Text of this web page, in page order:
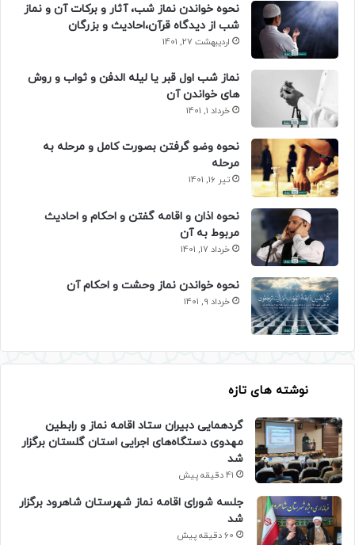
نحوه خواندن نماز شب، آثار و برکات آن و نماز
شب از دیدگاه قرآن،احادیث و بزرگان
اردیبهشت 27, 1401
نماز شب اول قبر یا لیله الدفن و ثواب و روش
های خواندن آن
خرداد 1, 1401
نحوه وضو گرفتن بصورت کامل و مرحله به
مرحله
تیر 16, 1401
نحوه اذان و اقامه گفتن و احکام و احادیث
مربوط به آن
خرداد 17, 1401
نحوه خواندن نماز وحشت و احکام آن
خرداد 9, 1401
نوشته های تازه
گردهمایی دبیران ستاد اقامه نماز و رابطین
مهدوی دستگاه‌های اجرایی استان گلستان برگزار
شد
41 دقیقه پیش
جلسه شورای اقامه نماز شهرستان شاهرود برگزار
شد
60 دقیقه پیش